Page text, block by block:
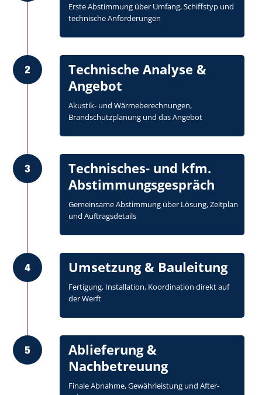
Erste Abstimmung über Umfang, Schiffstyp und
technische Anforderungen
Technische Analyse &
Angebot
Akustik- und Wärmeberechnungen,
Brandschutzplanung und das Angebot
Technisches- und kfm.
Abstimmungsgespräch
Gemeinsame Abstimmung über Lösung, Zeitplan
und Auftragsdetails
Umsetzung & Bauleitung
Fertigung, Installation, Koordination direkt auf
der Werft
Ablieferung &
Nachbetreuung
Finale Abnahme, Gewährleistung und After-